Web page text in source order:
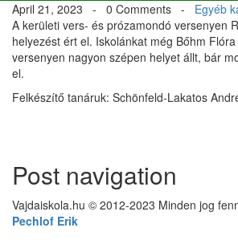
April 21, 2023 - 0 Comments - Egyéb
A kerületi vers- és prózamondó versenyen
helyezést ért el. Iskolánkat még Bőhm
versenyen nagyon szépen helyet állt, bár
el.
Felkészítő tanáruk: Schönfeld-Lakatos
Post navigation
Pechlof Erik